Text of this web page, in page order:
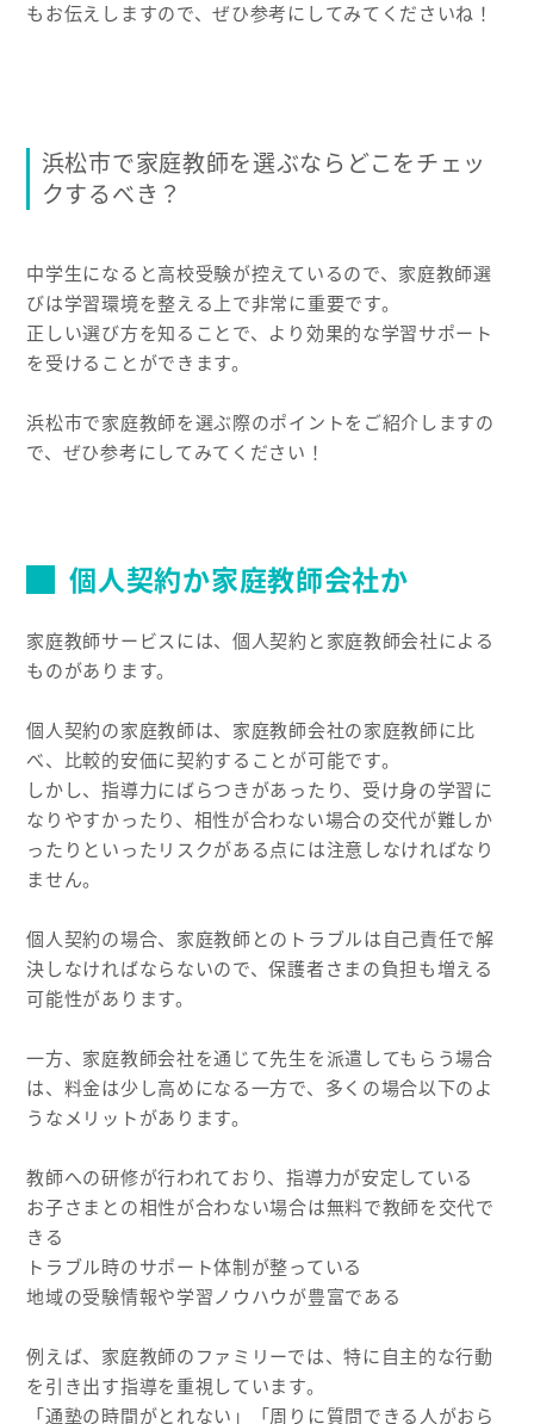
もお伝えしますので、ぜひ参考にしてみてくださいね！
浜松市で家庭教師を選ぶならどこをチェッ
クするべき？
中学生になると高校受験が控えているので、家庭教師選
びは学習環境を整える上で非常に重要です。
正しい選び方を知ることで、より効果的な学習サポート
を受けることができます。
浜松市で家庭教師を選ぶ際のポイントをご紹介しますの
で、ぜひ参考にしてみてください！
個人契約か家庭教師会社か
家庭教師サービスには、個人契約と家庭教師会社による
ものがあります。
個人契約の家庭教師は、家庭教師会社の家庭教師に比
べ、比較的安価に契約することが可能です。
しかし、指導力にばらつきがあったり、受け身の学習に
なりやすかったり、相性が合わない場合の交代が難しか
ったりといったリスクがある点には注意しなければなり
ません。
個人契約の場合、家庭教師とのトラブルは自己責任で解
決しなければならないので、保護者さまの負担も増える
可能性があります。
一方、家庭教師会社を通じて先生を派遣してもらう場合
は、料金は少し高めになる一方で、多くの場合以下のよ
うなメリットがあります。
教師への研修が行われており、指導力が安定している
お子さまとの相性が合わない場合は無料で教師を交代で
きる
トラブル時のサポート体制が整っている
地域の受験情報や学習ノウハウが豊富である
例えば、家庭教師のファミリーでは、特に自主的な行動
を引き出す指導を重視しています。
「通塾の時間がとれない」「周りに質問できる人がおら